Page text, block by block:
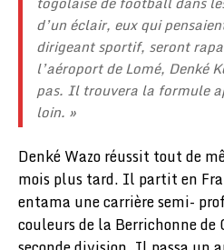
d’un éclair, eux qui
dirigeant sportif, seront
l’aéroport de Lomé, Denké
pas. Il trouvera la formule
loin. »
Denké Wazo réussit tout de
mois plus tard. Il partit en
entama une carrière semi-
couleurs de la Berrichonne